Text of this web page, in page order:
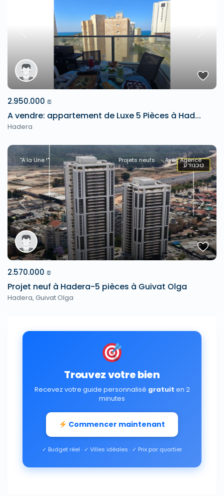
2.950.000 ₪
A vendre: appartement de Luxe 5 Pièces à Had...
Hadera
Previous Next
"A la Une !" Projets neufs Avec Agence
2.570.000 ₪
Projet neuf à Hadera-5 pièces à Guivat Olga
Hadera, Guivat Olga
Trouvez votre bien
Recevez votre guide personnalisé gratuit en 2
minutes
Commencer maintenant
✓ Budget réel · ✓ Villes idéales · ✓ Prix par quartier